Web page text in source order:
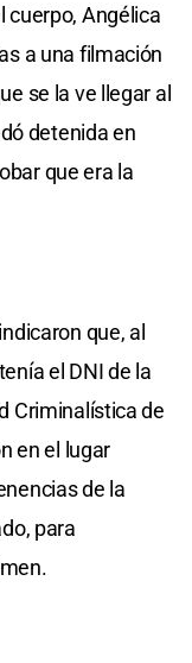
cuerpo, Angélica
a una filmación
se la ve llegar al
detenida en
que era la
que, al
el DNI de la
Criminalística de
en el lugar
de la
para